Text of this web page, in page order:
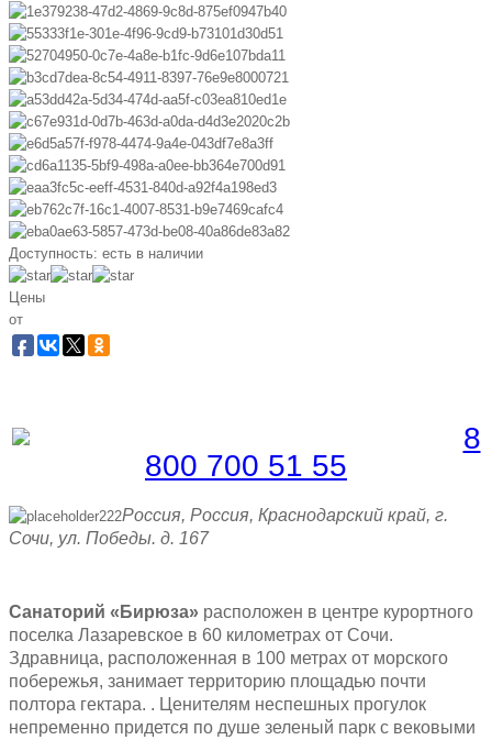
Доступность: есть в наличии
Цены
от
8
800 700 51 55
Россия, Россия, Краснодарский край, г.
Сочи, ул. Победы. д. 167
Санаторий «Бирюза» расположен в центре курортного
поселка Лазаревское в 60 километрах от Сочи.
Здравница, расположенная в 100 метрах от морского
побережья, занимает территорию площадью почти
полтора гектара. . Ценителям неспешных прогулок
непременно придется по душе зеленый парк с вековыми